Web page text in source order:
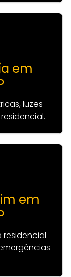
em
luzes
em